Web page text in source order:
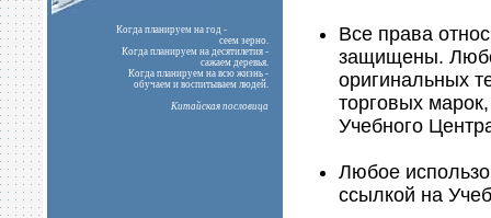
Когда планируем на год -
сеем зерно.
Когда планируем на десятилетия -
сажаем деревья.
Когда планируем на всю жизнь -
обучаем и воспитываем людей.
Китайская пословица
Все права
защищены.
оригинальных
торговых
Учебного
Любое
ссылкой на